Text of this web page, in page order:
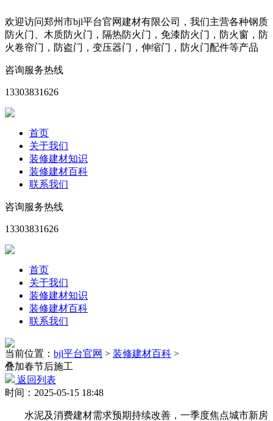
欢迎访问郑州市bjl平台官网建材有限公司，我们主营各种钢质
防火门、木质防火门，隔热防火门，免漆防火门，防火窗，防
火卷帘门，防盗门，变压器门，伸缩门，防火门配件等产品
咨询服务热线
13303831626
首页
关于我们
装修建材知识
装修建材百科
联系我们
咨询服务热线
13303831626
首页
关于我们
装修建材知识
装修建材百科
联系我们
当前位置： bjl平台官网 > 装修建材百科 >
叠加春节后施工
返回列表
时间：2025-05-15 18:48
水泥及消费建材需求预期持续改善，一季度焦点城市新房